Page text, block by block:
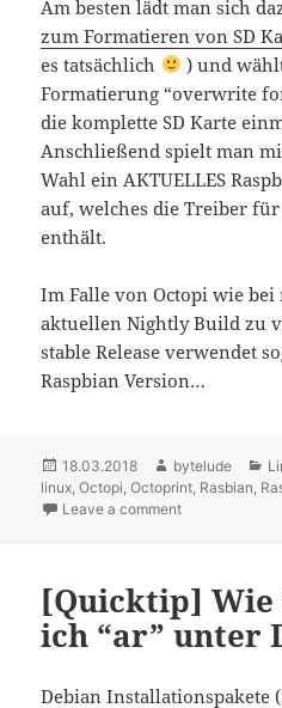
Am besten lädt man sich
zum Formatieren von SD
es tatsächlich
) und
Formatierung “overwrite
die komplette SD Karte
Anschließend spielt man
Wahl ein AKTUELLES
auf, welches die Treiber
enthält.
Im Falle von Octopi wie
aktuellen Nightly Build zu
stable Release verwendet
Raspbian Version…
Posted
on
18.03.2018 Author
bytelude
linux,Octopi,Octoprint, Rasbian,
Leave a comment
[Quicktip]
ich “ar” unter
Debian Installationspakete